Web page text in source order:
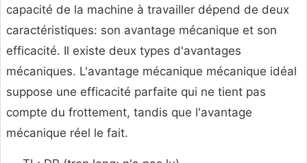
capacité de la machine à travailler dépend de deux
caractéristiques: son avantage mécanique et son
efficacité. Il existe deux types d'avantages
mécaniques. L'avantage mécanique mécanique idéal
suppose une efficacité parfaite qui ne tient pas
compte du frottement, tandis que l'avantage
mécanique réel le fait.